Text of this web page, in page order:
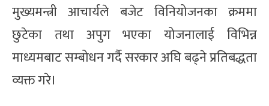
मुख्यमन्त्री आचार्यले बजेट विनियोजनका क्रममा
छुटेका तथा अपुग भएका योजनालाई विभिन्न
माध्यमबाट सम्बोधन गर्दै सरकार अघि बढ्ने प्रतिबद्धता
व्यक्त गरे।